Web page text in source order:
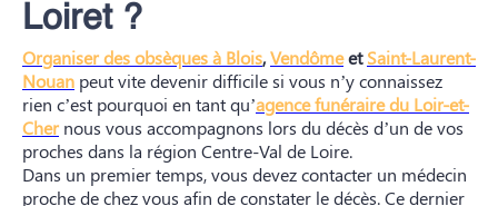
Loiret ?
Organiser des obsèques à Blois,VendômeetSaint-Laurent-
Nouan peut vite devenir difficile si vous n’y connaissez
rien c’est pourquoi en tant qu’agence funéraire du Loir-et-
Cher nous vous accompagnons lors du décès d’un de vos
proches dans la région Centre-Val de Loire.
Dans un premier temps, vous devez contacter un médecin
proche de chez vous afin de constater le décès. Ce dernier